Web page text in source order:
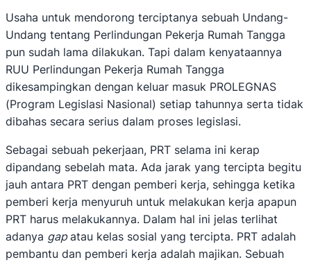
Usaha untuk mendorong terciptanya sebuah Undang-
Undang tentang Perlindungan Pekerja Rumah Tangga
pun sudah lama dilakukan. Tapi dalam kenyataannya
RUU Perlindungan Pekerja Rumah Tangga
dikesampingkan dengan keluar masuk PROLEGNAS
(Program Legislasi Nasional) setiap tahunnya serta tidak
dibahas secara serius dalam proses legislasi.
Sebagai sebuah pekerjaan, PRT selama ini kerap
dipandang sebelah mata. Ada jarak yang tercipta begitu
jauh antara PRT dengan pemberi kerja, sehingga ketika
pemberi kerja menyuruh untuk melakukan kerja apapun
PRT harus melakukannya. Dalam hal ini jelas terlihat
adanya gapatau kelas sosial yang tercipta. PRT adalah
pembantu dan pemberi kerja adalah majikan. Sebuah